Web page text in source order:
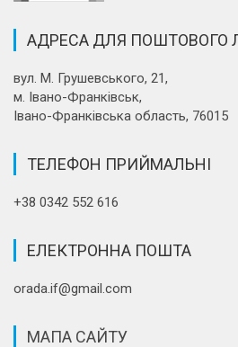
АДРЕСА ДЛЯ ПОШТОВОГО
вул. М. Грушевського, 21,
м. Івано-Франківськ,
Івано-Франківська область, 76015
ТЕЛЕФОН ПРИЙМАЛЬНІ
+38 0342 552 616
ЕЛЕКТРОННА ПОШТА
orada.if@gmail.com
МАПА САЙТУ